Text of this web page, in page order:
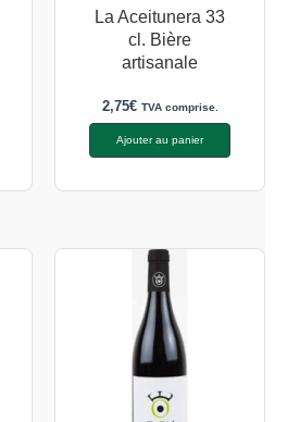
La Aceitunera 33
cl. Bière
artisanale
2,75€ TVA comprise.
Ajouter au panier